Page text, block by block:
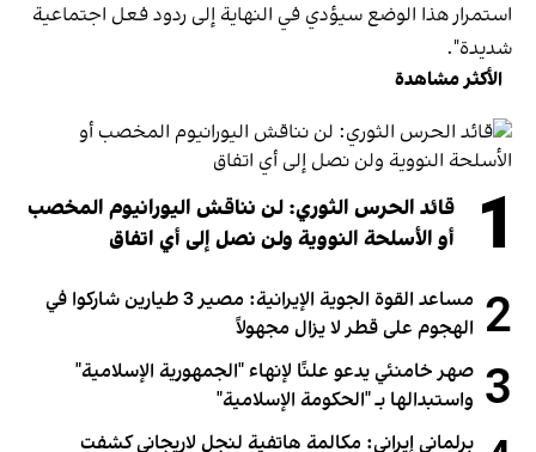
استمرار هذا الوضع سيؤدي في النهاية إلى ردود فعل اجتماعية
شديدة".
الأكثر مشاهدة
1
قائد الحرس الثوري: لن نناقش اليورانيوم المخصب
أو الأسلحة النووية ولن نصل إلى أي اتفاق
2
مساعد القوة الجوية الإيرانية: مصير 3 طيارين شاركوا في
الهجوم على قطر لا يزال مجهولاً
3 صهر خامنئي يدعو علنًا لإنهاء "الجمهورية الإسلامية"
واستبدالها بـ "الحكومة الإسلامية"
برلماني إيراني: مكالمة هاتفية لنجل لاريجاني كشفت